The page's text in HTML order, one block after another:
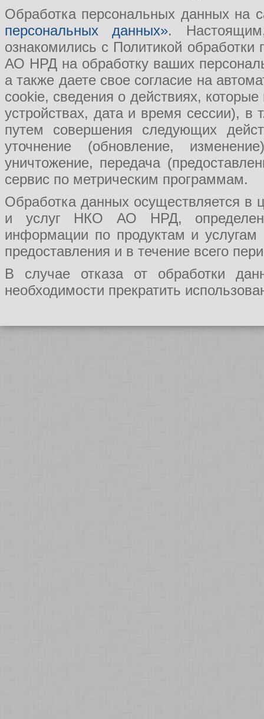
Обработка персональных данных на
персональных данных».
ознакомились с Политикой
АО НРД на обработку ваших
а также даете свое согласие на
cookie, сведения о действиях,
устройствах, дата и время сессии), в
путем совершения следующих
уточнение (обновление,
уничтожение, передача
сервис по метрическим программам.
Обработка данных осуществляется в
и услуг НКО АО НРД, определения
информации по продуктам и
предоставления и в течение всего
В случае отказа от обработки
необходимости прекратить